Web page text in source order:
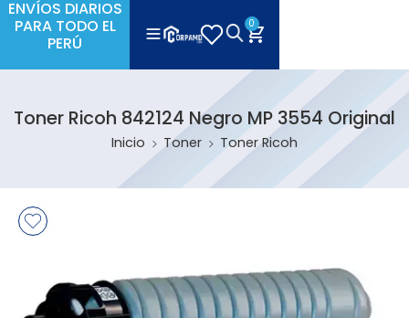
ENVÍOS DIARIOS
PARA TODO EL
PERÚ
0
Toner Ricoh 842124 Negro MP 3554 Original
Inicio Toner Toner Ricoh